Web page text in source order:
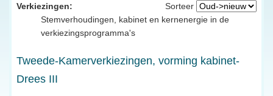
Sorteer
Verkiezingen:
Stemverhoudingen, kabinet en kernenergie in de
verkiezingsprogramma's
Tweede-Kamerverkiezingen, vorming kabinet-
Drees III